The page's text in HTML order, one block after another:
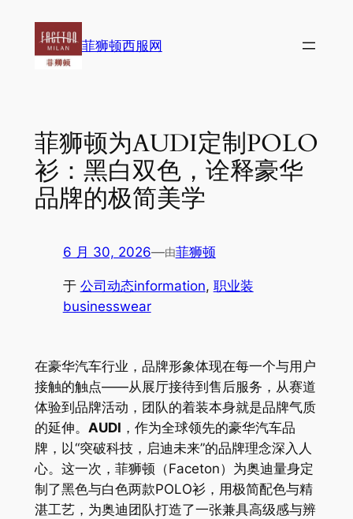
菲狮顿西服网
菲狮顿为AUDI定制POLO
衫：黑白双色，诠释豪华
品牌的极简美学
6 月 30, 2026—由菲狮顿
于 公司动态information, 职业装
businesswear
在豪华汽车行业，品牌形象体现在每一个与用户
接触的触点——从展厅接待到售后服务，从赛道
体验到品牌活动，团队的着装本身就是品牌气质
的延伸。 AUDI ，作为全球领先的豪华汽车品
牌，以“突破科技，启迪未来”的品牌理念深入人
心。这一次，菲狮顿（Faceton）为奥迪量身定
制了黑色与白色两款POLO衫，用极简配色与精
湛工艺，为奥迪团队打造了一张兼具高级感与辨